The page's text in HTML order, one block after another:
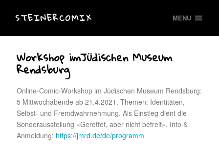
STEINERCOMIX MENU
Workshop imJüdischen Museum
Rendsburg
Online-Comic-Workshop im Jüdischen Museum Rendsburg:
5 Mittwochabende ab 21.4.2021. Themen: Identitäten,
Selbst- und Fremdwahrnehmung. Als Einstieg dient die
Sonderausstellung «Gerettet, aber nicht befreit». Info &
Anmeldung: https://jmrd.de/de/programm